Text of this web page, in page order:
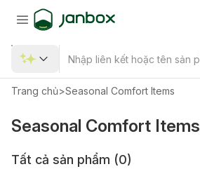
Trang chủ>Seasonal Comfort Items
Seasonal Comfort Items
Tất cả sản phẩm (0)